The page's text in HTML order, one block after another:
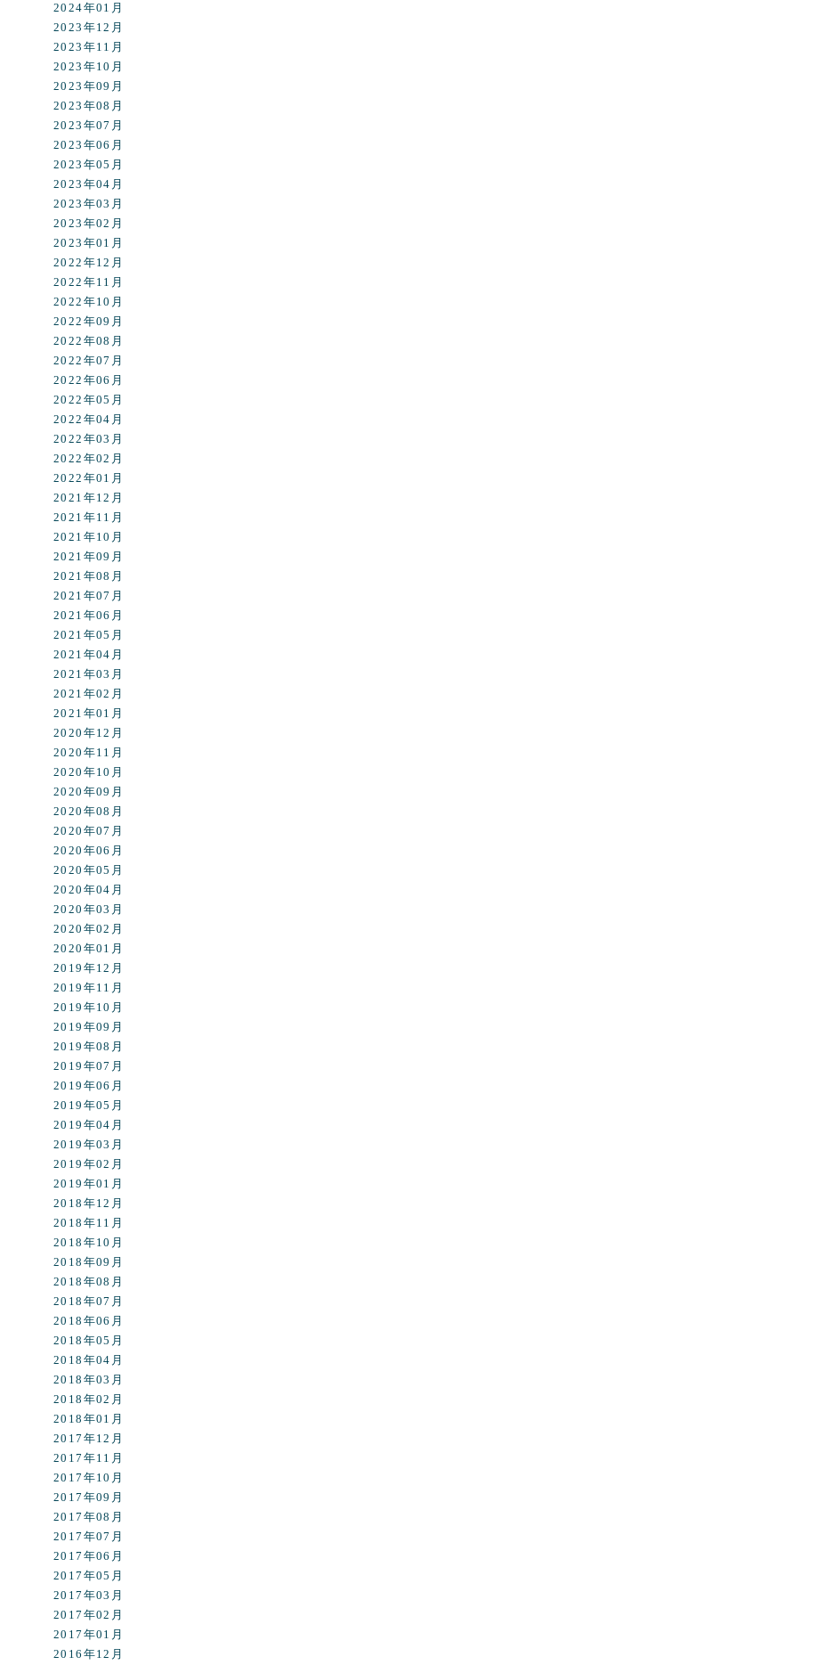
2024年01月
2023年12月
2023年11月
2023年10月
2023年09月
2023年08月
2023年07月
2023年06月
2023年05月
2023年04月
2023年03月
2023年02月
2023年01月
2022年12月
2022年11月
2022年10月
2022年09月
2022年08月
2022年07月
2022年06月
2022年05月
2022年04月
2022年03月
2022年02月
2022年01月
2021年12月
2021年11月
2021年10月
2021年09月
2021年08月
2021年07月
2021年06月
2021年05月
2021年04月
2021年03月
2021年02月
2021年01月
2020年12月
2020年11月
2020年10月
2020年09月
2020年08月
2020年07月
2020年06月
2020年05月
2020年04月
2020年03月
2020年02月
2020年01月
2019年12月
2019年11月
2019年10月
2019年09月
2019年08月
2019年07月
2019年06月
2019年05月
2019年04月
2019年03月
2019年02月
2019年01月
2018年12月
2018年11月
2018年10月
2018年09月
2018年08月
2018年07月
2018年06月
2018年05月
2018年04月
2018年03月
2018年02月
2018年01月
2017年12月
2017年11月
2017年10月
2017年09月
2017年08月
2017年07月
2017年06月
2017年05月
2017年03月
2017年02月
2017年01月
2016年12月